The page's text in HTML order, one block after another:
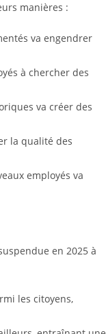
manières :
va engendrer
à chercher des
va créer des
la qualité des
employés va
en 2025 à
les citoyens,